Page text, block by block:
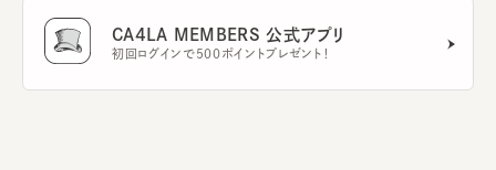
CA4LA MEMBERS 公式アプリ
初回ログインで500ポイントプレゼント！